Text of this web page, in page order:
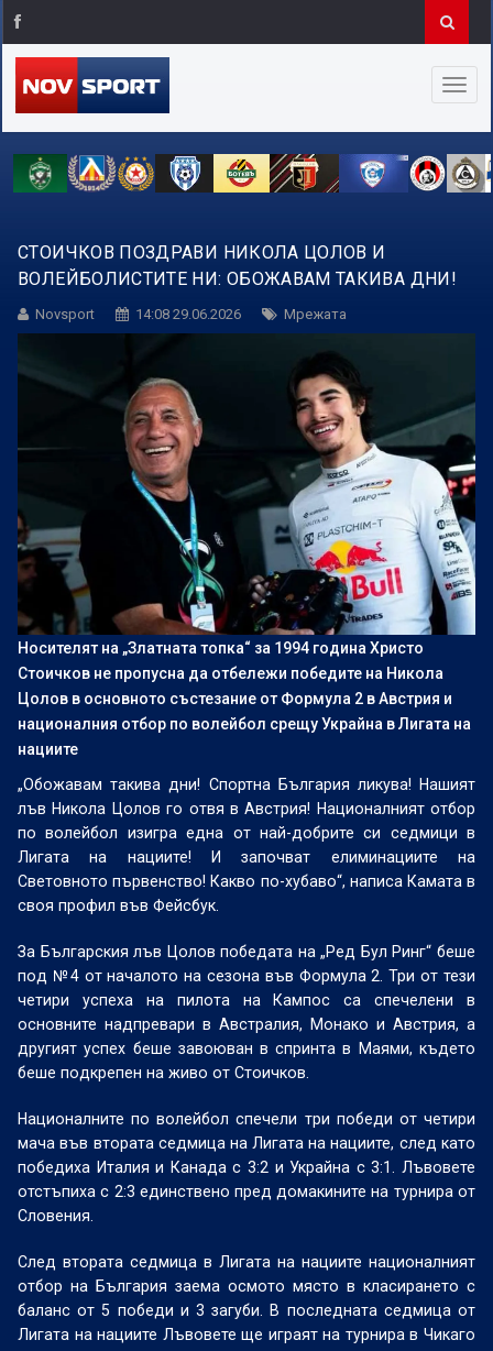
СТОИЧКОВ ПОЗДРАВИ НИКОЛА ЦОЛОВ И
ВОЛЕЙБОЛИСТИТЕ НИ: ОБОЖАВАМ ТАКИВА ДНИ!
Novsport 14:08 29.06.2026 Мрежата
Носителят на „Златната топка“ за 1994 година Христо
Стоичков не пропусна да отбележи победите на Никола
Цолов в основното състезание от Формула 2 в Австрия и
националния отбор по волейбол срещу Украйна в Лигата на
нациите
„Обожавам такива дни! Спортна България ликува! Нашият
лъв Никола Цолов го отвя в Австрия! Националният отбор
по волейбол изигра една от най-добрите си седмици в
Лигата на нациите! И започват елиминациите на
Световното първенство! Какво по-хубаво“, написа Камата в
своя профил във Фейсбук.
За Българския лъв Цолов победата на „Ред Бул Ринг“ беше
под №4 от началото на сезона във Формула 2. Три от тези
четири успеха на пилота на Кампос са спечелени в
основните надпревари в Австралия, Монако и Австрия, а
другият успех беше завоюван в спринта в Маями, където
беше подкрепен на живо от Стоичков.
Националните по волейбол спечели три победи от четири
мача във втората седмица на Лигата на нациите, след като
победиха Италия и Канада с 3:2 и Украйна с 3:1. Лъвовете
отстъпиха с 2:3 единствено пред домакините на турнира от
Словения.
След втората седмица в Лигата на нациите националният
отбор на България заема осмото място в класирането с
баланс от 5 победи и 3 загуби. В последната седмица от
Лигата на нациите Лъвовете ще играят на турнира в Чикаго